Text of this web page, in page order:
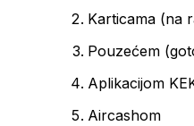
Karticama (na
Pouzećem
Aplikacijom
Aircashom